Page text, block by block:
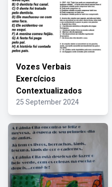
Vozes Verbais
Exercícios
Contextualizados
25 September 2024